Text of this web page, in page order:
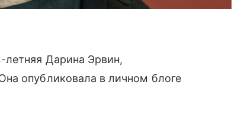
летняя Дарина Эрвин,
опубликовала в личном блоге